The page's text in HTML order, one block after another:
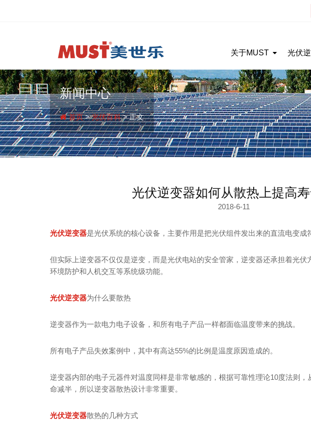
关于MUST 光伏
新闻中心
首页>光伏百科> 正文
光伏逆变器如何从散热上提高寿
2018-6-11
光伏逆变器是光伏系统的核心设备，主要作用是把光伏组件发出来的直流电变成
但实际上逆变器不仅仅是逆变，而是光伏电站的安全管家，逆变器还承担着光伏
环境防护和人机交互等系统级功能。
光伏逆变器为什么要散热
逆变器作为一款电力电子设备，和所有电子产品一样都面临温度带来的挑战。
所有电子产品失效案例中，其中有高达55%的比例是温度原因造成的。
逆变器内部的电子元器件对温度同样是非常敏感的，根据可靠性理论10度法则
命减半，所以逆变器散热设计非常重要。
光伏逆变器散热的几种方式